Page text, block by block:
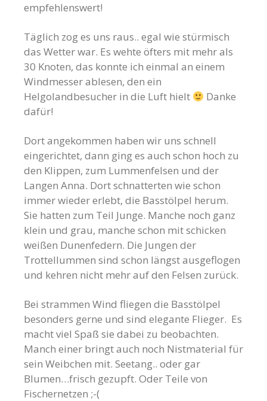
empfehlenswert!
Täglich zog es uns raus.. egal wie stürmisch
das Wetter war. Es wehte öfters mit mehr als
30 Knoten, das konnte ich einmal an einem
Windmesser ablesen, den ein
Helgolandbesucher in die Luft hielt
Danke
dafür!
Dort angekommen haben wir uns schnell
eingerichtet, dann ging es auch schon hoch zu
den Klippen, zum Lummenfelsen und der
Langen Anna. Dort schnatterten wie schon
immer wieder erlebt, die Basstölpel herum.
Sie hatten zum Teil Junge. Manche noch ganz
klein und grau, manche schon mit schicken
weißen Dunenfedern. Die Jungen der
Trottellummen sind schon längst ausgeflogen
und kehren nicht mehr auf den Felsen zurück.
Bei strammen Wind fliegen die Basstölpel
besonders gerne und sind elegante Flieger. Es
macht viel Spaß sie dabei zu beobachten.
Manch einer bringt auch noch Nistmaterial für
sein Weibchen mit. Seetang.. oder gar
Blumen…frisch gezupft. Oder Teile von
Fischernetzen ;-(